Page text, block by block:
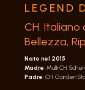
LEGEND
CH. Italiano
Bellezza,
Nato nel 2015
Madre: Multi CH.
Padre: CH. Garden